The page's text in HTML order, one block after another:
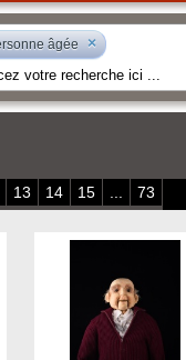
âgée ×
13 14 15 73